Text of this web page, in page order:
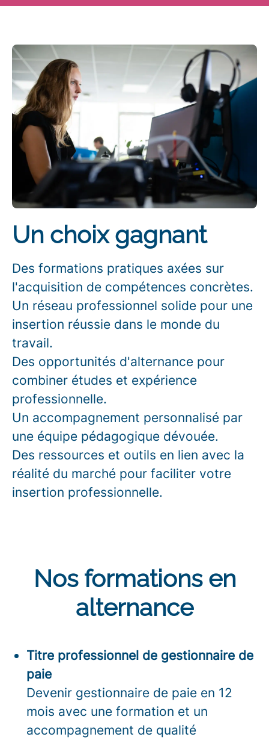
Un choix gagnant
Des formations pratiques axées sur
l'acquisition de compétences concrètes.
Un réseau professionnel solide pour une
insertion réussie dans le monde du
travail.
Des opportunités d'alternance pour
combiner études et expérience
professionnelle.
Un accompagnement personnalisé par
une équipe pédagogique dévouée.
Des ressources et outils en lien avec la
réalité du marché pour faciliter votre
insertion professionnelle.
Nos formations en
alternance
Titre professionnel de gestionnaire de
paie
Devenir gestionnaire de paie en 12
mois avec une formation et un
accompagnement de qualité